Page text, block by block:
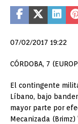
07/02/2017 19:22
CÓRDOBA, 7
El contingente
Líbano, bajo
mayor parte por
Mecanizada (Brimz)